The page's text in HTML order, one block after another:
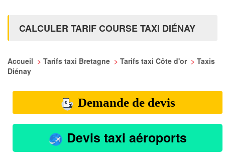
CALCULER TARIF COURSE TAXI DIÉNAY
Accueil > Tarifs taxi Bretagne > Tarifs taxi Côte d'or > Taxis
Diénay
Demande de devis
Devis taxi aéroports